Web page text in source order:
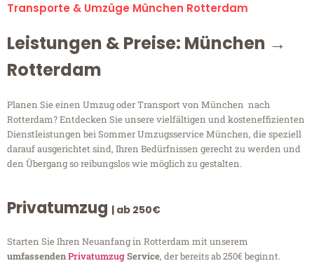
Transporte & Umzüge München Rotterdam
Leistungen & Preise: München →
Rotterdam
Planen Sie einen Umzug oder Transport von München nach
Rotterdam? Entdecken Sie unsere vielfältigen und kosteneffizienten
Dienstleistungen bei Sommer Umzugsservice München, die speziell
darauf ausgerichtet sind, Ihren Bedürfnissen gerecht zu werden und
den Übergang so reibungslos wie möglich zu gestalten.
Privatumzug | ab 250€
Starten Sie Ihren Neuanfang in Rotterdam mit unserem
umfassendenPrivatumzugService, der bereits ab 250€ beginnt.